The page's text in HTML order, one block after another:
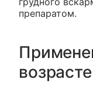
препаратом.
возрасте